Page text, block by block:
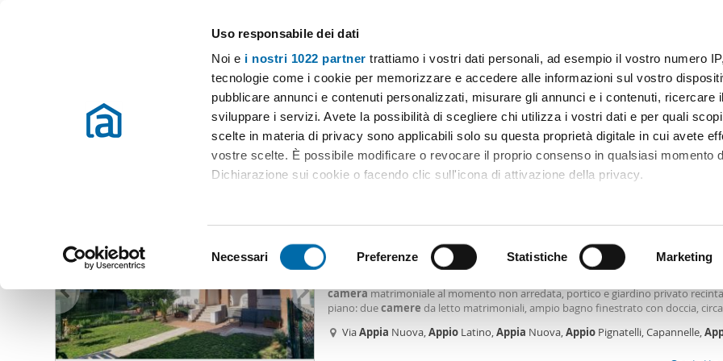
Uso responsabile dei dati
Noi e i nostri 1022 partner trattiamo i vostri dati personali, ad esempio il vostro numero
tecnologie come i cookie per memorizzare e accedere alle informazioni sul vostro
pubblicare annunci e contenuti personalizzati, misurare gli annunci e i contenuti, ricercare
sviluppare i servizi. Avete la possibilità di scegliere chi utilizza i vostri dati e per quali
scelte in materia di privacy sono applicabili solo su questa proprietà digitale in cui avete
vostre scelte. È possibile modificare o revocare il proprio consenso in qualsiasi momento
Dichiarazione sui cookie o facendo clic sull'icona di attivazione della privacy.
Identificare il tuo dispositivo, scansionandolo attivamente alla ricerca di caratteristiche
(impronte digitali).
Approfondisci come vengono elaborati i tuoi dati personali e imposta le tue preferenze
dettagli
. Puoi modificare o ritirare il tuo consenso in qualsiasi momento dalla
Utilizziamo i cookie per personalizzare contenuti ed annunci, per fornire funzionalità dei
e
e
z
i
Necessari Preferenze Statistiche Marketing
Case e appartamenti in affitto in tutta Italia
Scegli la zona Prezzo Superficie Locali Più filtri - 1
Affitto Roma Appartamenti Affitto Roma Affitto camera appio claudio Roma
Affitto camera appio claudio Roma (15 immobili) Ordine Mioaffitto
Villa arredata con terrazzo Appio latino, appia nuova, appio pignatelli,
cameramatrimoniale al momento non arredata, portico e giardino privato
piano: duecamere da letto matrimoniali, ampio bagno finestrato con doccia,
ViaAppiaNuova, tra i quartieri
ViaAppia Nuova,Appio Latino,Appia Nuova,Appio Pignatelli, Capannelle,